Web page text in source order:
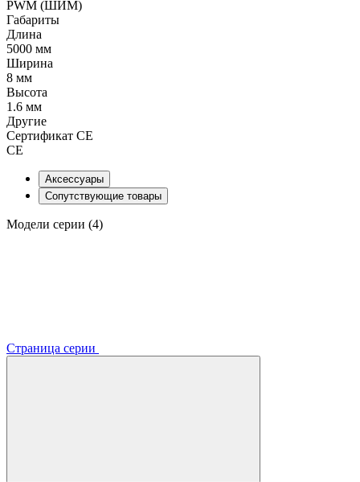
PWM (ШИМ)
Габариты
Длина
5000 мм
Ширина
8 мм
Высота
1.6 мм
Другие
Сертификат CE
CE
Аксессуары
Сопутствующие товары
Модели серии (4)
Страница серии